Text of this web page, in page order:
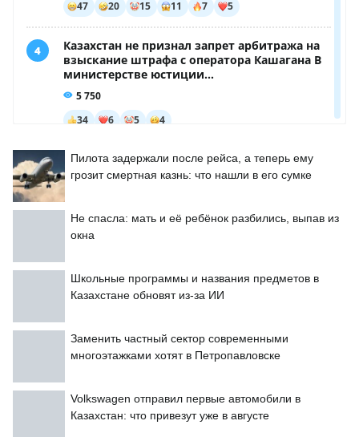
Пилота задержали после рейса, а теперь ему
грозит смертная казнь: что нашли в его сумке
Не спасла: мать и её ребёнок разбились, выпав из
окна
Школьные программы и названия предметов в
Казахстане обновят из-за ИИ
Заменить частный сектор современными
многоэтажками хотят в Петропавловске
Volkswagen отправил первые автомобили в
Казахстан: что привезут уже в августе